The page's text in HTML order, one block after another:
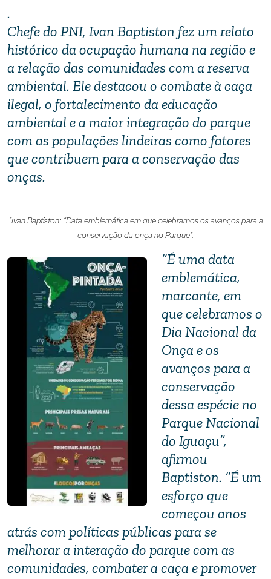
.
Chefe do PNI, Ivan Baptiston fez um relato
histórico da ocupação humana na região e
a relação das comunidades com a reserva
ambiental. Ele destacou o combate à caça
ilegal, o fortalecimento da educação
ambiental e a maior integração do parque
com as populações lindeiras como fatores
que contribuem para a conservação das
onças.
“Ivan Baptiston: “Data emblemática em que celebramos os avanços para a
conservação da onça no Parque”.
“É uma data
emblemática,
marcante, em
que celebramos o
Dia Nacional da
Onça e os
avanços para a
conservação
dessa espécie no
Parque Nacional
do Iguaçu”,
afirmou
Baptiston. “É um
esforço que
começou anos
atrás com políticas públicas para se
melhorar a interação do parque com as
comunidades, combater a caça e promover